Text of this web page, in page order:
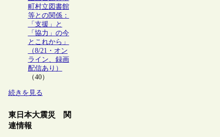
町村立図書館
等との関係：
「支援」と
「協力」の今
とこれから」
（8/21・オン
ライン、録画
配信あり）
（40）
続きを見る
東日本大震災 関
連情報